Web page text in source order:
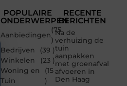
POPULAIRE
ONDERWERPEN
Aanbiedingen
(75
)
Bedrijven
(39 )
Winkelen
(23 )
Woning en
Tuin
(15
)
RECENTE
BERICHTEN
Na de
verhuizing de
tuin
aanpakken
met groenafval
afvoeren in
Den Haag